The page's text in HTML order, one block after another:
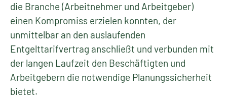
die Branche (Arbeitnehmer und Arbeitgeber)
einen Kompromiss erzielen konnten, der
unmittelbar an den auslaufenden
Entgelttarifvertrag anschließt und verbunden mit
der langen Laufzeit den Beschäftigten und
Arbeitgebern die notwendige Planungssicherheit
bietet.